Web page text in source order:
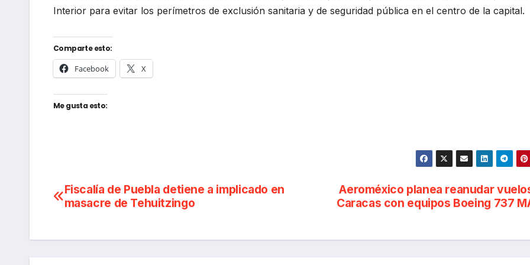
Interior para evitar los perímetros de exclusión sanitaria y de seguridad pública en el centro de la capital.
Comparte esto:
Facebook X
Me gusta esto:
Navegación
entradas
Aeroméxico planea reanudar
Caracas con equipos Boeing 737
Fiscalía de Puebla detiene a implicado en
masacre de Tehuitzingo